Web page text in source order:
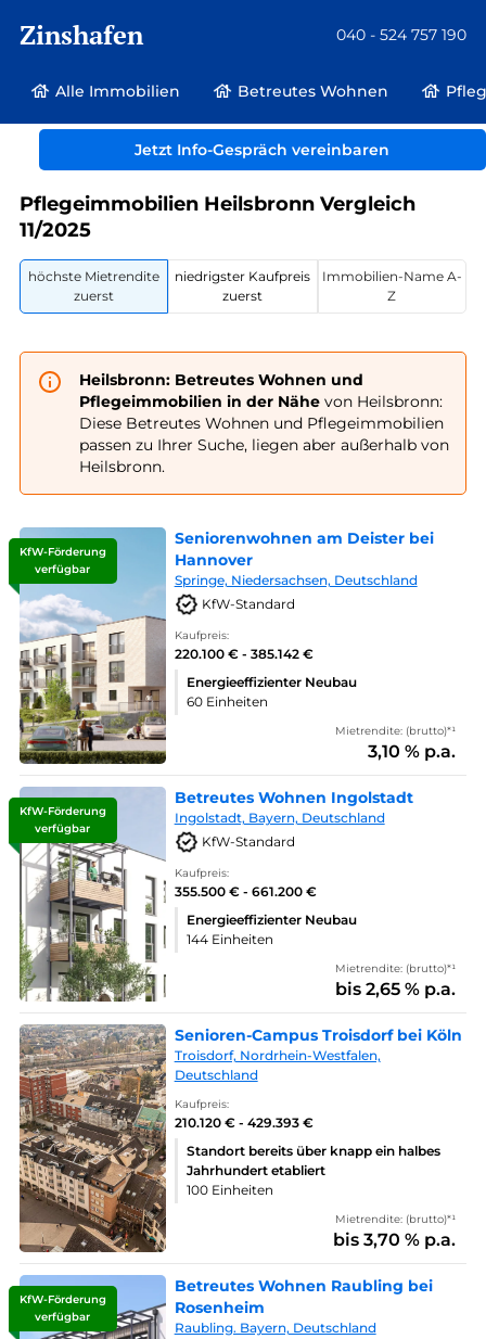
Zinshafen 040 - 524 757 190
Alle Immobilien Betreutes Wohnen
Jetzt Info-Gespräch vereinbaren
Betreutes Wohnen und Pflegeimmobilien Deutschland
Pflegeimmobilien Heilsbronn Vergleich
11/2025
höchste Mietrendite
zuerst
niedrigster Kaufpreis
zuerst
Immobilien-Name A-
Z
Heilsbronn: Betreutes Wohnen und
Pflegeimmobilien in der Nähevon Heilsbronn:
Diese Betreutes Wohnen und Pflegeimmobilien
passen zu Ihrer Suche, liegen aber außerhalb von
Heilsbronn.
KfW-Förderung
verfügbar
Seniorenwohnen am Deister bei
Hannover
Springe, Niedersachsen, Deutschland
KfW-Standard
Kaufpreis:
220.100 € - 385.142 €
Energieeffizienter Neubau
60 Einheiten
Mietrendite: (brutto)*¹
3,10 % p.a.
KfW-Förderung
verfügbar
Betreutes Wohnen Ingolstadt
Ingolstadt, Bayern, Deutschland
KfW-Standard
Kaufpreis:
355.500 € - 661.200 €
Energieeffizienter Neubau
144 Einheiten
Mietrendite: (brutto)*¹
bis 2,65 % p.a.
Senioren-Campus Troisdorf bei Köln
Troisdorf, Nordrhein-Westfalen,
Deutschland
Kaufpreis:
210.120 € - 429.393 €
Standort bereits über knapp ein halbes
Jahrhundert etabliert
100 Einheiten
Mietrendite: (brutto)*¹
bis 3,70 % p.a.
KfW-Förderung
verfügbar
Betreutes Wohnen Raubling bei
Rosenheim
Raubling. Bayern, Deutschland